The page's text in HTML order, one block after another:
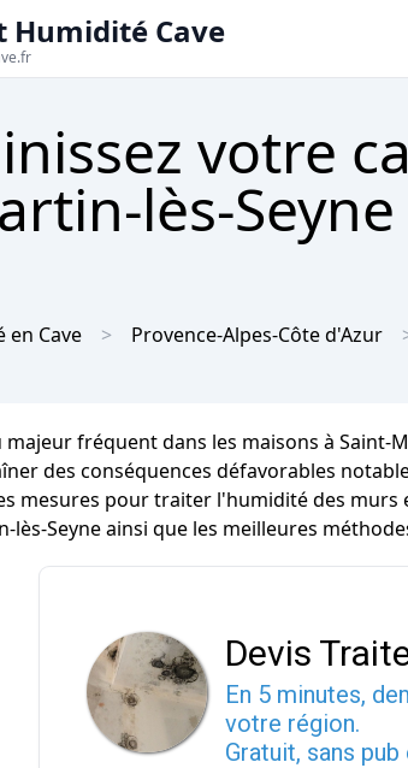
Humidité Cave
votre
lès-
Cave Provence-Alpes-Côte d'Azur
fréquent dans les maisons à
des conséquences défavorables
mesures pour traiter l'humidité des
lès-Seyne ainsi que les meilleures
Devis
En 5 minutes,
votre région.
Gratuit, sans